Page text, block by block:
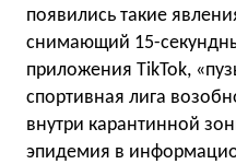
появились такие
снимающий 15-
приложения TikTok,
спортивная лига
внутри карантинной
эпидемия в